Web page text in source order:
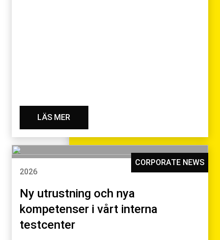
LÄS MER
CORPORATE NEWS
2026
Ny utrustning och nya
kompetenser i vårt interna
testcenter